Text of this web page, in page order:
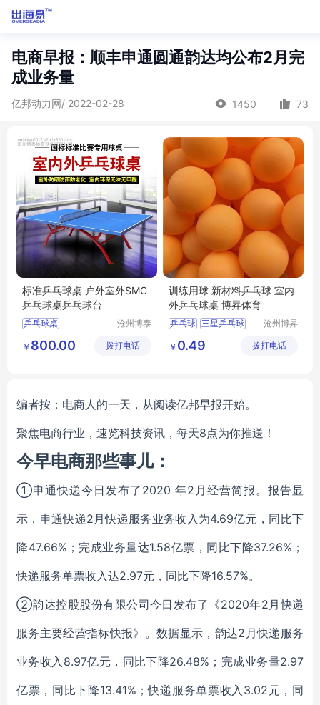
电商早报：顺丰申通圆通韵达均公布2月完
成业务量
亿邦动力网/ 2022-02-28 1450 73
标准乒乓球桌 户外室外SMC
乒乓球桌乒乓球台
乒乓球桌
沧州博泰
有限公司
￥ 800.00 拨打电话
训练用球 新材料乒乓球 室内
外乒乓球桌 博昇体育
乒乓球 三星乒乓球
新材料乒乓球
沧州博昇
有限公司
￥ 0.49 拨打电话
编者按：电商人的一天，从阅读亿邦早报开始。
聚焦电商行业，速览科技资讯，每天8点为你推送！
今早电商那些事儿：
①申通快递今日发布了2020 年2月经营简报。报告显
示，申通快递2月快递服务业务收入为4.69亿元，同比下
降47.66%；完成业务量达1.58亿票，同比下降37.26%；
快递服务单票收入达2.97元，同比下降16.57%。
②韵达控股股份有限公司今日发布了《2020年2月快递
服务主要经营指标快报》。数据显示，韵达2月快递服务
业务收入8.97亿元，同比下降26.48%；完成业务量2.97
亿票，同比下降13.41%；快递服务单票收入3.02元，同